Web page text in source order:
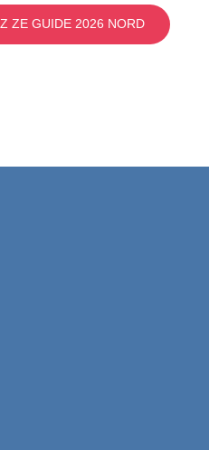
ZE GUIDE 2026 NORD